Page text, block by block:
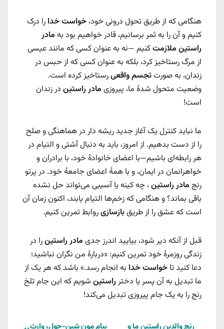
هنگامی که از طریق تحول درونی خود، خواست خدا را درک
کنیم و آن را به ثمر برسانیم، قادر خواهیم بود به مادر
راستین ملازمتکنیم —نه به عنوان کسی که مانند عیسی
از مرگ رستاخیز کرد، بلکه به عنوان کسی که از حبس در
زندان، به صورتتجسم واقعیرستاخیز کرده است.
وضعیت متحول شدۀ ما، پیروزی مادر راستین در زندان
است!
ما نباید کنترل یک آغاز جدید ریشه دار در هماهنگی و صلح
را از دست بدهیم. از امروز، باید به دنبال آشتی و التیام در
هر رابطه‌ای باشیم—با اعضای خانوادۀ خود، با برادران و
خواهرانمان در ایمان، و با همۀ اعضای جامعۀ خود. در پرتو
رنج مادر راستین، چه کینه یا آسیبی می‌تواند حل نشده
باقی بماند؟ و هنگامی که زخم‌ها التیام یابند، اکنون زمان آن
است که عشق را از طریقبازسازیروابط تمرین کنیم.
قبل از آنکه دیر شود، بیایید اندرز جدی مادر راستینرا در
زندگی روزمرۀ خود تمرین کنیم: «دربارۀ من نگران نباشید؛
دعا کنید تا خواست خدا به انجام رسد.» باشد که هر یک از
ما تبدیل به آن پسر یا دخترراستین شویم که این جام تلخ
رنج را به یک جام پیروزی تبدیل می‌کند!
پیام مون شین-چول، وارث رنج والدین راستین ما و